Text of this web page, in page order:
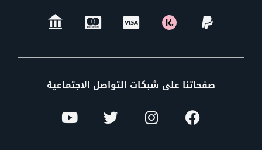
صفحاتنا على شبكات التواصل الاجتماعية